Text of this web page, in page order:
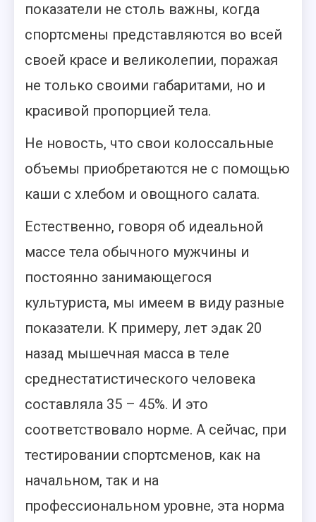
показатели не столь важны, когда
спортсмены представляются во всей
своей красе и великолепии, поражая
не только своими габаритами, но и
красивой пропорцией тела.
Не новость, что свои колоссальные
объемы приобретаются не с помощью
каши с хлебом и овощного салата.
Естественно, говоря об идеальной
массе тела обычного мужчины и
постоянно занимающегося
культуриста, мы имеем в виду разные
показатели. К примеру, лет эдак 20
назад мышечная масса в теле
среднестатистического человека
составляла 35 – 45%. И это
соответствовало норме. А сейчас, при
тестировании спортсменов, как на
начальном, так и на
профессиональном уровне, эта норма